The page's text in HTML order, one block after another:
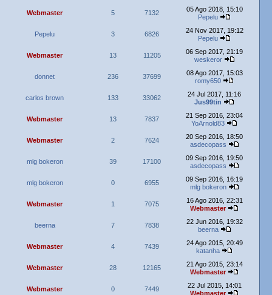
Webmaster 5 7132
05 Ago 2018, 15:10
Pepelu
Pepelu 3 6826
24 Nov 2017, 19:12
Pepelu
Webmaster 13 11205
06 Sep 2017, 21:19
weskeror
donnet 236 37699
08 Ago 2017, 15:03
romy650
carlos brown 133 33062
24 Jul 2017, 11:16
Jus99tin
Webmaster 13 7837
21 Sep 2016, 23:04
YoArnold83
Webmaster 2 7624
20 Sep 2016, 18:50
asdecopass
mlg bokeron 39 17100
09 Sep 2016, 19:50
asdecopass
mlg bokeron 0 6955
09 Sep 2016, 16:19
mlg bokeron
Webmaster 1 7075
16 Ago 2016, 22:31
Webmaster
beerna 7 7838
22 Jun 2016, 19:32
beerna
Webmaster 4 7439
24 Ago 2015, 20:49
katanha
Webmaster 28 12165
21 Ago 2015, 23:14
Webmaster
Webmaster 0 7449
22 Jul 2015, 14:01
Webmaster